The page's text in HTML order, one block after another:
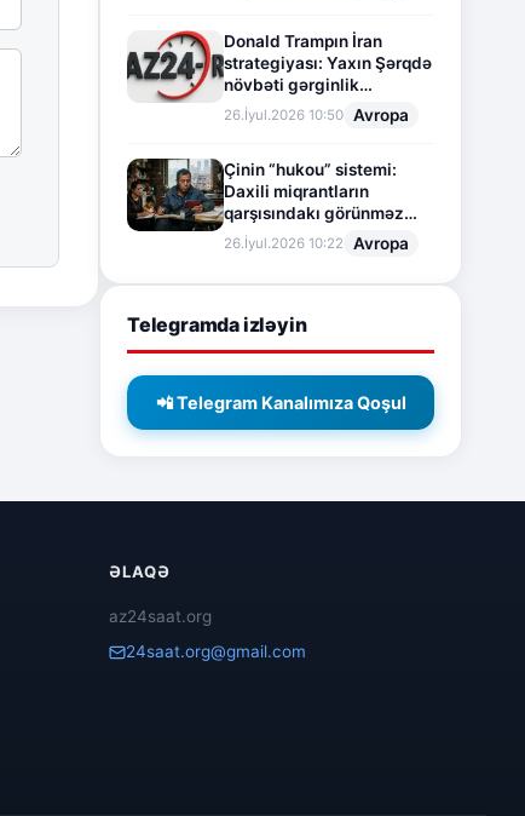
Donald Trampın İran
strategiyası: Yaxın Şərqdə
növbəti gərginlik
mərhələsi
26.İyul.2026 10:50 Avropa
Çinin “hukou” sistemi:
Daxili miqrantların
qarşısındakı görünməz
sədd
26.İyul.2026 10:22 Avropa
Telegramda izləyin
📲 Telegram Kanalımıza Qoşul
ƏLAQƏ
az24saat.org
24saat.org@gmail.com